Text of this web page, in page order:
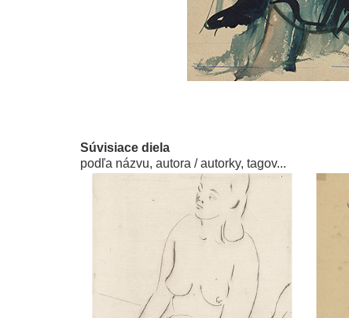
Súvisiace diela
podľa názvu, autora / autorky, tagov...